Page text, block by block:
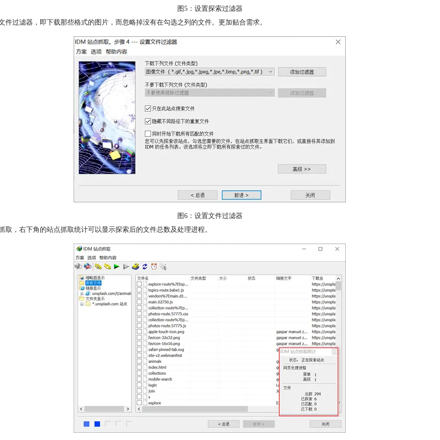
图5：设置探索过滤器
件过滤器，即下载那些格式的图片，而忽略掉没有在勾选之列的文件。更加贴合需求。
图6：设置文件过滤器
取，右下角的站点抓取统计可以显示探索后的文件总数及处理进程。